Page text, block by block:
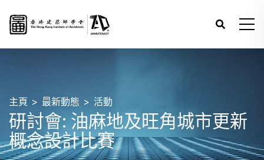
主頁 最新動態 活動
研討會: 油麻地及旺角城市更新
概念設計比賽